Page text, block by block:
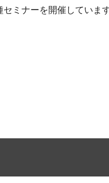
ミナーを開催していま